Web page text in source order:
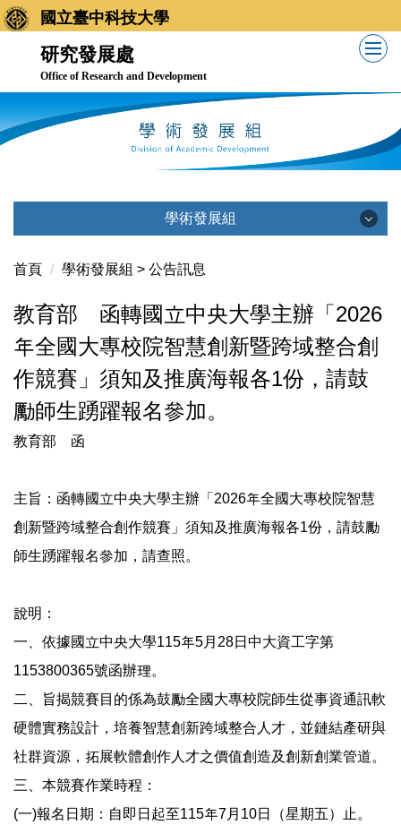
跳
到
容
區
國立臺中科技大學
研究發展處
Office of Research and Development
學術發展組
學術發展組
公告訊息
業務職掌
獎勵與補助
活動集錦
研究倫理審查
防範掠奪性出版專區
首頁 學術發展組 > 公告訊息
教育部 函轉國立中央大學主辦「2026
年全國大專校院智慧創新暨跨域整合創
作競賽」須知及推廣海報各1份，請鼓
勵師生踴躍報名參加。
教育部 函
主旨：函轉國立中央大學主辦「2026年全國大專校院智慧
創新暨跨域整合創作競賽」須知及推廣海報各1份，請鼓勵
師生踴躍報名參加，請查照。
說明：
一、依據國立中央大學115年5月28日中大資工字第
1153800365號函辦理。
二、旨揭競賽目的係為鼓勵全國大專校院師生從事資通訊軟
硬體實務設計，培養智慧創新跨域整合人才，並鏈結產研與
社群資源，拓展軟體創作人才之價值創造及創新創業管道。
三、本競賽作業時程：
(一)報名日期：自即日起至115年7月10日（星期五）止。